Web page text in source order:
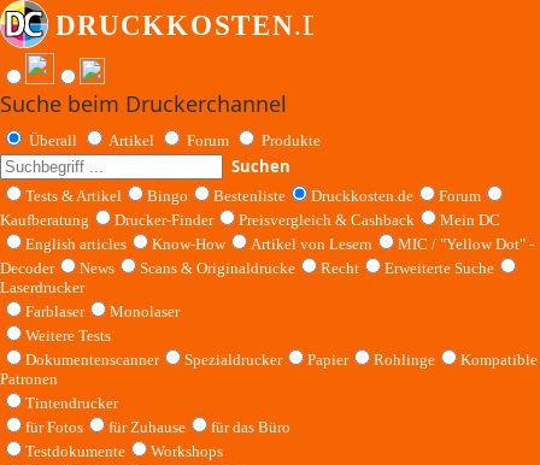
Suche beim Druckerchannel
Überall Artikel Forum Produkte
Suchen
Tests & Artikel Bingo Bestenliste Druckkosten.de
Forum
Kaufberatung
Drucker-Finder Preisvergleich & Cashback
Mein DC
English articles
Know-How Artikel von Lesern
MIC / "Yellow Dot" -
Decoder
News Scans & Originaldrucke Recht
Erweiterte Suche
Laserdrucker
Farblaser
Monolaser
Weitere Tests
Dokumentenscanner
Spezialdrucker Papier Rohlinge
Kompatible
Patronen
Tintendrucker
für Fotos
für Zuhause
für das Büro
Testdokumente
Workshops